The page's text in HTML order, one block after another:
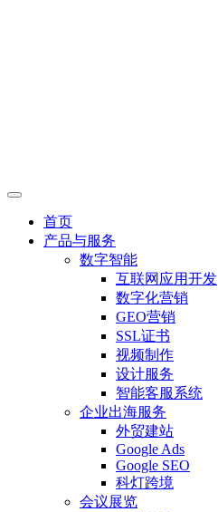
首页
产品与服务
数字智能
互联网应用开发
数字化营销
GEO营销
SSL证书
视频制作
设计服务
智能客服系统
企业出海服务
外贸建站
Google Ads
Google SEO
科灯跨境
会议展览